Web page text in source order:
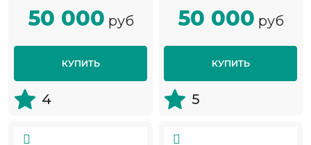
50 000 руб
КУПИТЬ
4
50 000 руб
КУПИТЬ
5